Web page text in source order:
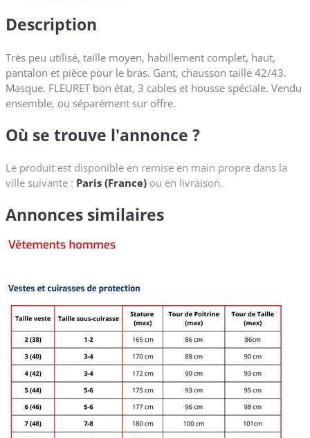
Description
Très peu utilisé, taille moyen, habillement complet, haut,
pantalon et pièce pour le bras. Gant, chausson taille 42/43.
Masque. FLEURET bon état, 3 cables et housse spéciale. Vendu
ensemble, ou séparément sur offre.
Où se trouve l'annonce ?
Le produit est disponible en remise en main propre dans la
ville suivante : Paris (France) ou en livraison.
Annonces similaires